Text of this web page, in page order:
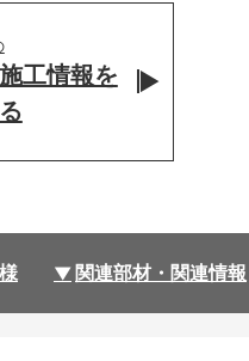
工情報を
関連部材・関連情報